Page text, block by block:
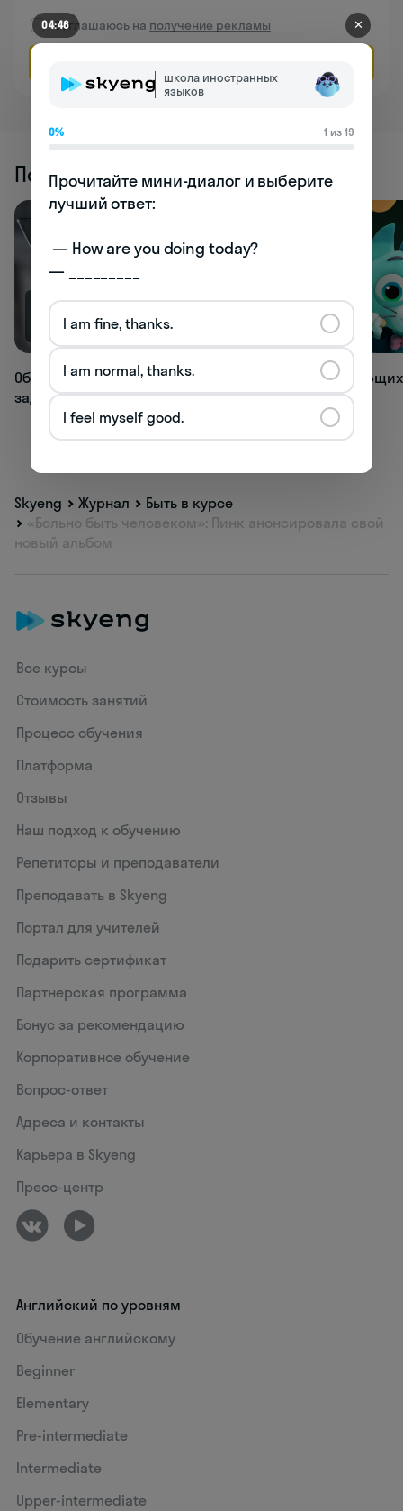
Соглашаюсь на получение рекламы
Похожие статьи
Обзор лучших нейросетей для всех
задач
66.4K
Топ
для детей
Skyeng Журнал
Быть в курсе
«Больно быть человеком»: Пинк анонсировала свой
новый альбом
Все курсы
Стоимость занятий
Процесс обучения
Платформа
Отзывы
Наш подход к обучению
Репетиторы и преподаватели
Преподавать в Skyeng
Портал для учителей
Подарить сертификат
Партнерская программа
Бонус за рекомендацию
Корпоративное обучение
Вопрос-ответ
Адреса и контакты
Карьера в Skyeng
Пресс-центр
Английский по уровням
Обучение английскому
Beginner
Elementary
Pre-intermediate
Intermediate
Upper-intermediate
04:46 ✕
школа иностранных
языков
0% 1 из 19
Прочитайте мини-диалог и выберите
лучший ответ:
— _________
I am fine, thanks.
I am normal, thanks.
I feel myself good.